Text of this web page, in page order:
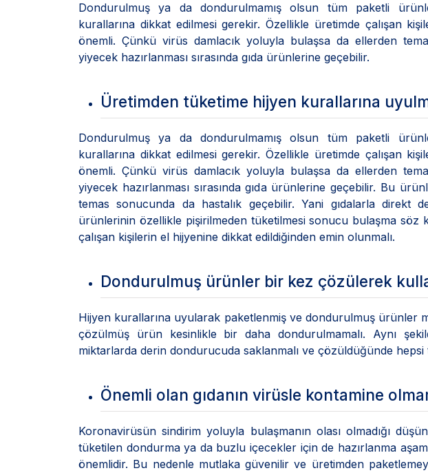
Dondurulmuş ya da dondurulmamış olsun tüm paketli
kurallarına dikkat edilmesi gerekir. Özellikle üretimde çalışan
önemli. Çünkü virüs damlacık yoluyla bulaşsa da ellerden
yiyecek hazırlanması sırasında gıda ürünlerine geçebilir.
Üretimden tüketime hijyen kurallarına
Dondurulmuş ya da dondurulmamış olsun tüm paketli
kurallarına dikkat edilmesi gerekir. Özellikle üretimde çalışan
önemli. Çünkü virüs damlacık yoluyla bulaşsa da ellerden
yiyecek hazırlanması sırasında gıda ürünlerine geçebilir. Bu
temas sonucunda da hastalık geçebilir. Yani gıdalarla direkt
ürünlerinin özellikle pişirilmeden tüketilmesi sonucu bulaşma söz
çalışan kişilerin el hijyenine dikkat edildiğinden emin olunmalı.
Dondurulmuş ürünler bir kez çözülerek
Hijyen kurallarına uyularak paketlenmiş ve dondurulmuş ürünler
çözülmüş ürün kesinlikle bir daha dondurulmamalı. Aynı
miktarlarda derin dondurucuda saklanmalı ve çözüldüğünde hepsi
Önemli olan gıdanın virüsle kontamine
Koronavirüsün sindirim yoluyla bulaşmanın olası olmadığı
tüketilen dondurma ya da buzlu içecekler için de hazırlanma
önemlidir. Bu nedenle mutlaka güvenilir ve üretimden